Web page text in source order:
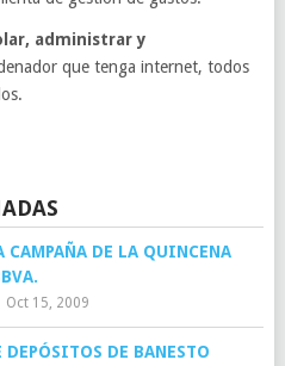
administrar y
que tenga internet, todos
CAMPAÑA DE LA QUINCENA
Oct 15, 2009
DEPÓSITOS DE BANESTO